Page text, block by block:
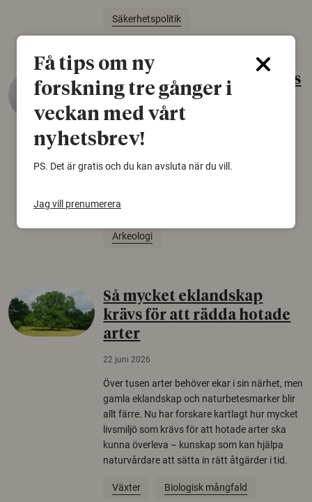
Säkerhetspolitik
Gammalt skinn var Sveriges
äldsta sko
22 juni 2026
Det som arkeologer länge trodde var en
björnfäll visar sig vara delar av en 2000 år
Norden.
Arkeologi
Så mycket eklandskap
krävs för att rädda hotade
arter
22 juni 2026
Över tusen arter behöver ekar i sin närhet, men
gamla eklandskap och naturbetesmarker blir
allt färre. Nu har forskare kartlagt hur mycket
livsmiljö som krävs för att hotade arter ska
kunna överleva – kunskap som kan hjälpa
naturvårdare att sätta in rätt åtgärder i tid.
Växter Biologisk mångfald
Få tips om ny
forskning tre gånger i
veckan med vårt
nyhetsbrev!
PS. Det är gratis och du kan avsluta när du vill.
Jag vill prenumerera